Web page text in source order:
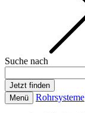
Suche nach
Menü Rohrsysteme